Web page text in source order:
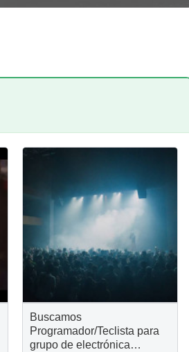
Buscamos
Programador/Teclista para
grupo de electrónica